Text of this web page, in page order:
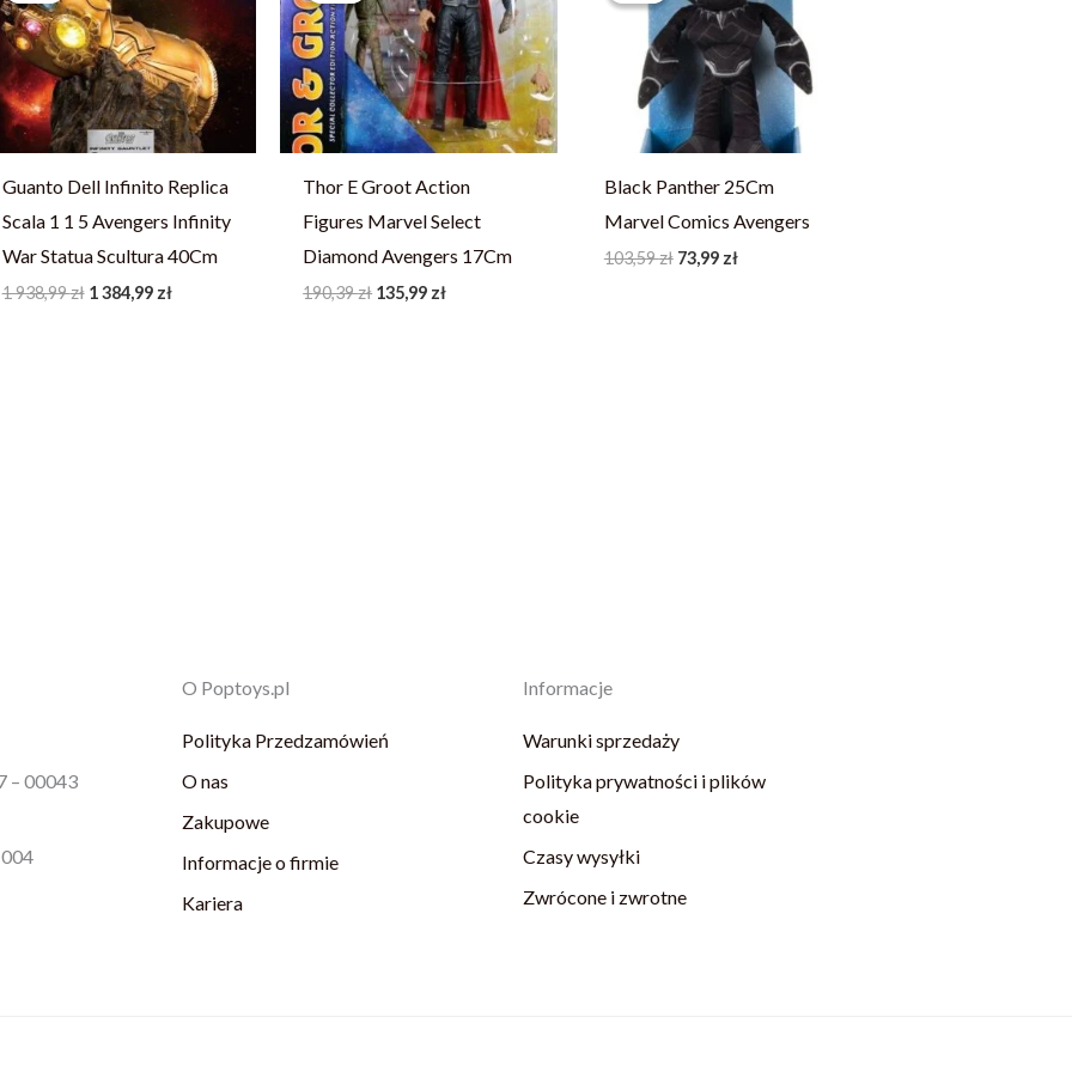
Guanto Dell Infinito Replica
Scala 1 1 5 Avengers Infinity
War Statua Scultura 40Cm
1 938,99zł
1
938,99 zł.
1 384,99 zł
384,99 zł.
Thor E Groot Action
Figures Marvel Select
Diamond Avengers 17Cm
190,39zł
190,39 zł.
135,99 zł
135,99 zł.
Black Panther 25Cm
Marvel Comics Avengers
103,59zł
103,59 zł.
73,99 zł
73,99 zł.
– 00043
O Poptoys.pl
Polityka Przedzamówień
O nas
Zakupowe
Informacje o firmie
Kariera
Informacje
Warunki sprzedaży
Polityka prywatności i plików
cookie
Czasy wysyłki
Zwrócone i zwrotne